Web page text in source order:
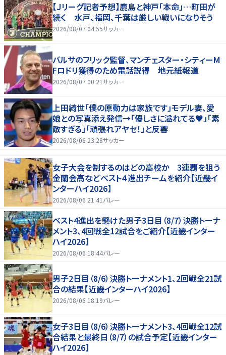
【Ｊリーグ記者予想】鹿島と神戸「本命」…町田が
続く 水戸、福岡、千葉は厳しい戦いになりそう
2026/08/07 04:55サッカー
バルサのフリック監督、マンチェスター・シティーM
Fロドリ獲得のため電話説得 地元紙報道
2026/08/07 00:21サッカー
上田綺世「僕の原動力は家族です」モデル妻、愛
娘との写真添え発信→「優しさに溢れてる♥」「素
敵すぎる」「頑張れアヤセ！」と反響
2026/08/06 23:28サッカー
女子大会を制するのはどの高校か 3連覇を狙う
金蘭会高などベスト４進出チームを紹介【近畿イ
ンターハイ2026】
2026/08/06 21:41 バレー
ベスト4進出を懸けた男子3日目（8/7）決勝トーナ
メント3、4回戦全12試合をご紹介【近畿インター
ハイ2026】
2026/08/06 18:44バレー
男子2日目（8/6）決勝トーナメント1、2回戦全21試
合の結果【近畿インターハイ2026】
2026/08/06 18:19バレー
女子3日目（8/6）決勝トーナメント3、4回戦全12試
合結果と最終日（8/7）の試合予定【近畿インター
ハイ2026】